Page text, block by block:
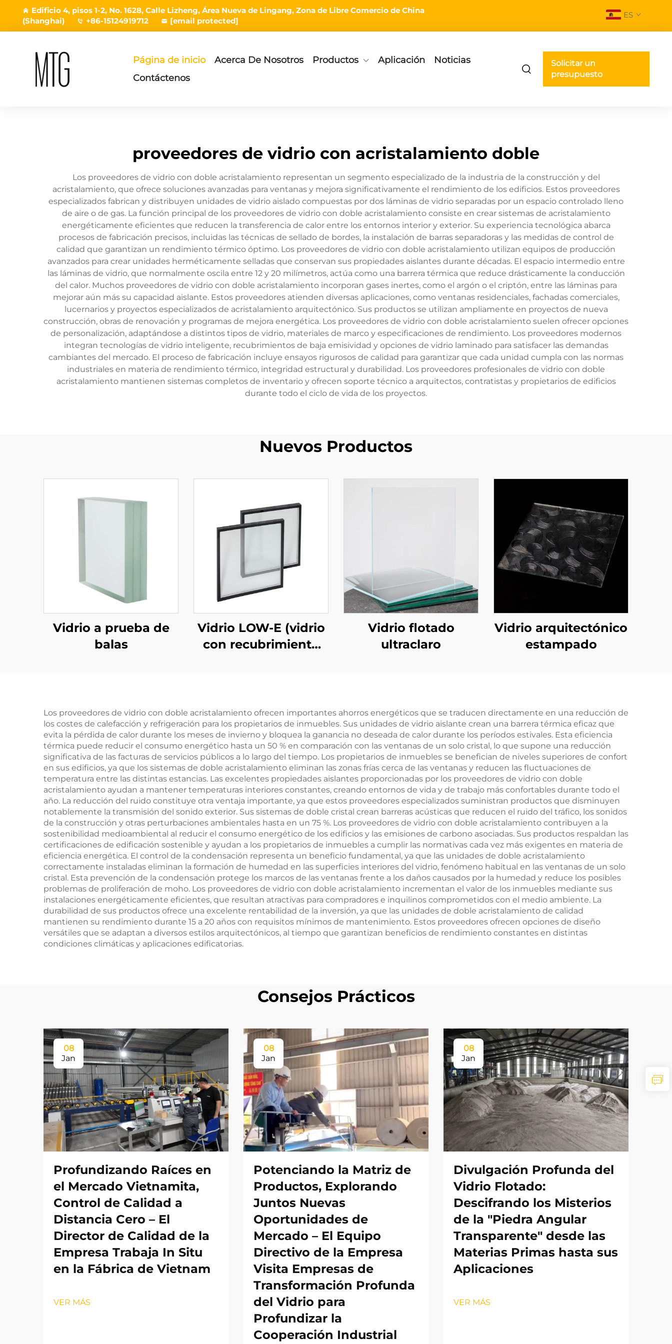
Edificio 4, pisos 1-2, No. 1628, Calle Lizheng, Área Nueva de Lingang, Zona de Libre Comercio de China
(Shanghai)
+86-15124919712 [email protected]
ES
Página de inicio Acerca De Nosotros Productos Aplicación
Noticias
Contáctenos
Solicitar un
presupuesto
proveedores de vidrio con acristalamiento doble
Los proveedores de vidrio con doble acristalamiento representan un segmento especializado de la industria de la construcción y del
acristalamiento, que ofrece soluciones avanzadas para ventanas y mejora significativamente el rendimiento de los edificios. Estos proveedores
especializados fabrican y distribuyen unidades de vidrio aislado compuestas por dos láminas de vidrio separadas por un espacio controlado lleno
de aire o de gas. La función principal de los proveedores de vidrio con doble acristalamiento consiste en crear sistemas de acristalamiento
energéticamente eficientes que reducen la transferencia de calor entre los entornos interior y exterior. Su experiencia tecnológica abarca
procesos de fabricación precisos, incluidas las técnicas de sellado de bordes, la instalación de barras separadoras y las medidas de control de
calidad que garantizan un rendimiento térmico óptimo. Los proveedores de vidrio con doble acristalamiento utilizan equipos de producción
avanzados para crear unidades herméticamente selladas que conservan sus propiedades aislantes durante décadas. El espacio intermedio entre
las láminas de vidrio, que normalmente oscila entre 12 y 20 milímetros, actúa como una barrera térmica que reduce drásticamente la conducción
del calor. Muchos proveedores de vidrio con doble acristalamiento incorporan gases inertes, como el argón o el criptón, entre las láminas para
mejorar aún más su capacidad aislante. Estos proveedores atienden diversas aplicaciones, como ventanas residenciales, fachadas comerciales,
lucernarios y proyectos especializados de acristalamiento arquitectónico. Sus productos se utilizan ampliamente en proyectos de nueva
construcción, obras de renovación y programas de mejora energética. Los proveedores de vidrio con doble acristalamiento suelen ofrecer opciones
de personalización, adaptándose a distintos tipos de vidrio, materiales de marco y especificaciones de rendimiento. Los proveedores modernos
integran tecnologías de vidrio inteligente, recubrimientos de baja emisividad y opciones de vidrio laminado para satisfacer las demandas
cambiantes del mercado. El proceso de fabricación incluye ensayos rigurosos de calidad para garantizar que cada unidad cumpla con las normas
industriales en materia de rendimiento térmico, integridad estructural y durabilidad. Los proveedores profesionales de vidrio con doble
acristalamiento mantienen sistemas completos de inventario y ofrecen soporte técnico a arquitectos, contratistas y propietarios de edificios
durante todo el ciclo de vida de los proyectos.
Nuevos Productos
Vidrio a prueba de
balas
Vidrio LOW-E (vidrio
con recubrimiento
Vidrio flotado
ultraclaro
Vidrio arquitectónico
estampado
Los proveedores de vidrio con doble acristalamiento ofrecen importantes ahorros energéticos que se traducen directamente en una reducción de
los costes de calefacción y refrigeración para los propietarios de inmuebles. Sus unidades de vidrio aislante crean una barrera térmica eficaz que
evita la pérdida de calor durante los meses de invierno y bloquea la ganancia no deseada de calor durante los períodos estivales. Esta eficiencia
térmica puede reducir el consumo energético hasta un 50 % en comparación con las ventanas de un solo cristal, lo que supone una reducción
significativa de las facturas de servicios públicos a lo largo del tiempo. Los propietarios de inmuebles se benefician de niveles superiores de confort
en sus edificios, ya que los sistemas de doble acristalamiento eliminan las zonas frías cerca de las ventanas y reducen las fluctuaciones de
temperatura entre las distintas estancias. Las excelentes propiedades aislantes proporcionadas por los proveedores de vidrio con doble
acristalamiento ayudan a mantener temperaturas interiores constantes, creando entornos de vida y de trabajo más confortables durante todo el
año. La reducción del ruido constituye otra ventaja importante, ya que estos proveedores especializados suministran productos que disminuyen
notablemente la transmisión del sonido exterior. Sus sistemas de doble cristal crean barreras acústicas que reducen el ruido del tráfico, los sonidos
de la construcción y otras perturbaciones ambientales hasta en un 75 %. Los proveedores de vidrio con doble acristalamiento contribuyen a la
sostenibilidad medioambiental al reducir el consumo energético de los edificios y las emisiones de carbono asociadas. Sus productos respaldan las
certificaciones de edificación sostenible y ayudan a los propietarios de inmuebles a cumplir las normativas cada vez más exigentes en materia de
eficiencia energética. El control de la condensación representa un beneficio fundamental, ya que las unidades de doble acristalamiento
correctamente instaladas eliminan la formación de humedad en las superficies interiores del vidrio, fenómeno habitual en las ventanas de un solo
cristal. Esta prevención de la condensación protege los marcos de las ventanas frente a los daños causados por la humedad y reduce los posibles
problemas de proliferación de moho. Los proveedores de vidrio con doble acristalamiento incrementan el valor de los inmuebles mediante sus
instalaciones energéticamente eficientes, que resultan atractivas para compradores e inquilinos comprometidos con el medio ambiente. La
durabilidad de sus productos ofrece una excelente rentabilidad de la inversión, ya que las unidades de doble acristalamiento de calidad
mantienen su rendimiento durante 15 a 20 años con requisitos mínimos de mantenimiento. Estos proveedores ofrecen opciones de diseño
versátiles que se adaptan a diversos estilos arquitectónicos, al tiempo que garantizan beneficios de rendimiento constantes en distintas
condiciones climáticas y aplicaciones edificatorias.
Consejos Prácticos
08
Jan
Profundizando Raíces en
el Mercado Vietnamita,
Control de Calidad a
Distancia Cero – El
Director de Calidad de la
Empresa Trabaja In Situ
en la Fábrica de Vietnam
VER MÁS
08
Jan
Potenciando la Matriz de
Productos, Explorando
Juntos Nuevas
Oportunidades de
Mercado – El Equipo
Directivo de la Empresa
Visita Empresas de
Transformación Profunda
del Vidrio para
Profundizar la
Cooperación Industrial
08
Jan
Divulgación Profunda del
Vidrio Flotado:
Descifrando los Misterios
de la "Piedra Angular
Transparente" desde las
Materias Primas hasta sus
Aplicaciones
VER MÁS